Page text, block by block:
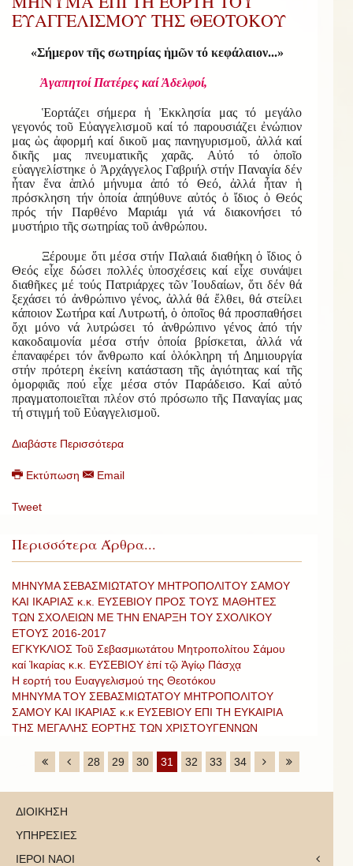
ΕΥΑΓΓΕΛΙΣΜΟΥ ΤΗΣ ΘΕΟΤΟΚΟΥ
«Σήμερον τῆς σωτηρίας ἡμῶν τό κεφάλαιον...»
Ἀγαπητοί Πατέρες καί Ἀδελφοί,
Ἑορτάζει σήμερα ἡ Ἐκκλησία μας τό μεγάλο
γεγονός τοῦ Εὐαγγελισμοῦ καί τό παρουσιάζει ἐνώπιον
μας ὡς ἀφορμή καί δικοῦ μας πανηγυρισμοῦ, ἀλλά καί
δικῆς μας πνευματικῆς χαρᾶς. Αὐτό τό ὁποῖο
εὐαγγελίστηκε ὁ Ἀρχάγγελος Γαβριήλ στήν Παναγία δέν
ἦταν ἕνα ἁπλό μήνυμα ἀπό τό Θεό, ἀλλά ἦταν ἡ
πρόσκληση τήν ὁποία ἀπηύθυνε αὐτός ὁ ἴδιος ὁ Θεός
πρός τήν Παρθένο Μαριάμ γιά νά διακονήσει τό
μυστήριο τῆς σωτηρίας τοῦ ἀνθρώπου.
Ξέρουμε ὅτι μέσα στήν Παλαιά διαθήκη ὁ ἴδιος ὁ
Θεός εἶχε δώσει πολλές ὑποσχέσεις καί εἶχε συνάψει
διαθῆκες μέ τούς Πατριάρχες τῶν Ἰουδαίων, ὅτι δέν θά
ξεχάσει τό ἀνθρώπινο γένος, ἀλλά θά ἔλθει, θά στείλει
κάποιον Σωτήρα καί Λυτρωτή, ὁ ὁποῖος θά προσπαθήσει
ὄχι μόνο νά λυτρώσει τό ἀνθρώπινο γένος ἀπό τήν
κακοδαιμονία μέσα στήν ὁποία βρίσκεται, ἀλλά νά
ἐπαναφέρει τόν ἄνθρωπο καί ὁλόκληρη τή Δημιουργία
στήν πρότερη ἐκείνη κατάσταση τῆς ἁγιότητας καί τῆς
ὀμορφιᾶς πού εἶχε μέσα στόν Παράδεισο. Καί αὐτό
πραγματοποιεῖται πλέον στό πρόσωπο τῆς Παναγίας μας
τή στιγμή τοῦ Εὐαγγελισμοῦ.
Διαβάστε Περισσότερα
Εκτύπωση Email
Tweet
Περισσότερα Άρθρα...
ΜΗΝΥΜΑ ΣΕΒΑΣΜΙΩΤΑΤΟΥ ΜΗΤΡΟΠΟΛΙΤΟΥ ΣΑΜΟΥ
ΚΑΙ ΙΚΑΡΙΑΣ κ.κ. ΕΥΣΕΒΙΟΥ ΠΡΟΣ ΤΟΥΣ ΜΑΘΗΤΕΣ
ΤΩΝ ΣΧΟΛΕΙΩΝ ΜΕ ΤΗΝ ΕΝΑΡΞΗ ΤΟΥ ΣΧΟΛΙΚΟΥ
ΕΤΟΥΣ 2016-2017
ΕΓΚΥΚΛΙΟΣ Τοῦ Σεβασμιωτάτου Μητροπολίτου Σάμου
καί Ἰκαρίας κ.κ. ΕΥΣΕΒΙΟΥ ἐπί τῷ Ἁγίῳ Πάσχᾳ
Η εορτή του Ευαγγελισμού της Θεοτόκου
ΜΗΝΥΜΑ ΤΟΥ ΣΕΒΑΣΜΙΩΤΑΤΟΥ ΜΗΤΡΟΠΟΛΙΤΟΥ
ΣΑΜΟΥ ΚΑΙ ΙΚΑΡΙΑΣ κ.κ ΕΥΣΕΒΙΟΥ ΕΠΙ ΤΗ ΕΥΚΑΙΡΙΑ
ΤΗΣ ΜΕΓΑΛΗΣ ΕΟΡΤΗΣ ΤΩΝ ΧΡΙΣΤΟΥΓΕΝΝΩΝ
28 29 30 31 32 33 34
ΔΙΟΙΚΗΣΗ
ΥΠΗΡΕΣΙΕΣ
ΙΕΡΟΙ ΝΑΟΙ